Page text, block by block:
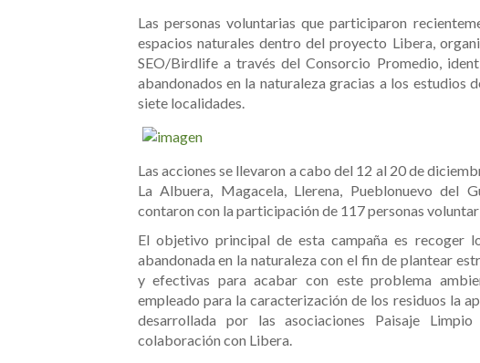
Las personas voluntarias que participaron
espacios naturales dentro del proyecto Libera,
SEO/Birdlife a través del Consorcio Promedio,
abandonados en la naturaleza gracias a los estudios
siete localidades.
Las acciones se llevaron a cabo del 12 al 20 de
La Albuera, Magacela, Llerena, Pueblonuevo del
contaron con la participación de 117 personas
El objetivo principal de esta campaña es recoger
abandonada en la naturaleza con el fin de plantear
y efectivas para acabar con este problema
empleado para la caracterización de los residuos la
desarrollada por las asociaciones Paisaje
colaboración con Libera.